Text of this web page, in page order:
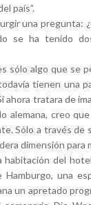
país”.
una pregunta:
se ha tenido
sólo algo que se
tienen una
ahora tratara de
alemana, creo
Sólo a través de
dimensión para
habitación del
Hamburgo, una
un apretado